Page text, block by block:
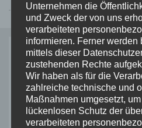
Aktuelles
Neuzugang der 1.
Filatov steigt auf
August 24, 2025
Unternehmen die
und Zweck der von uns
verarbeiteten
informieren. Ferner werden
mittels dieser
zustehenden Rechte
Wir haben als für die
zahlreiche technische und
Maßnahmen umgesetzt,
lückenlosen Schutz der
verarbeiteten